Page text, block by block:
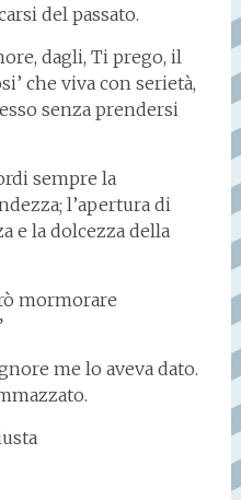
del passato.
dagli, Ti prego, il
che viva con serietà,
senza prendersi
sempre la
l’apertura di
e la dolcezza della
mormorare
me lo aveva dato.